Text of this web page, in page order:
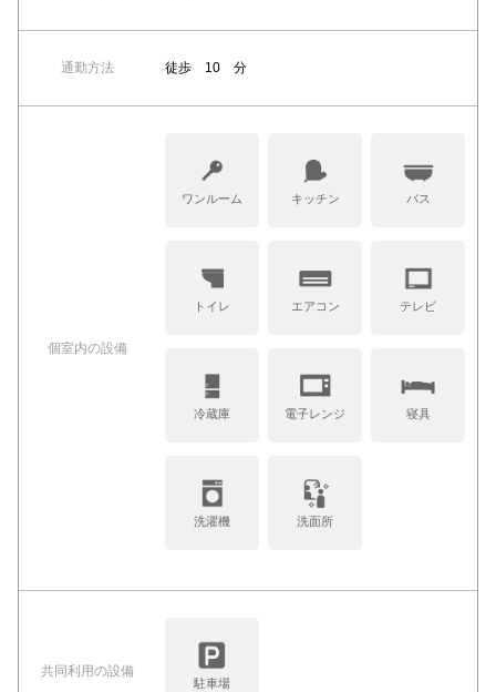
通勤方法 徒歩 10 分
個室内の設備
ワンルーム キッチン バス
トイレ エアコン テレビ
冷蔵庫 電子レンジ 寝具
洗濯機 洗面所
共同利⽤の設備
駐車場